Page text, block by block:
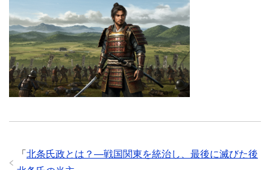
b
o
o
k
t
e
r
a
g
e
s
A
p
p
s
e
n
g
e
r
n
a
k
e
t
a
a
i
l
「 北条氏政とは？—戦国関東を統治し、最後に滅びた後